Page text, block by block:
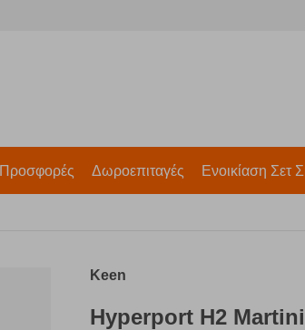
Προσφορές Δωροεπιταγές Ενοικίαση Σετ
Keen
Hyperport H2